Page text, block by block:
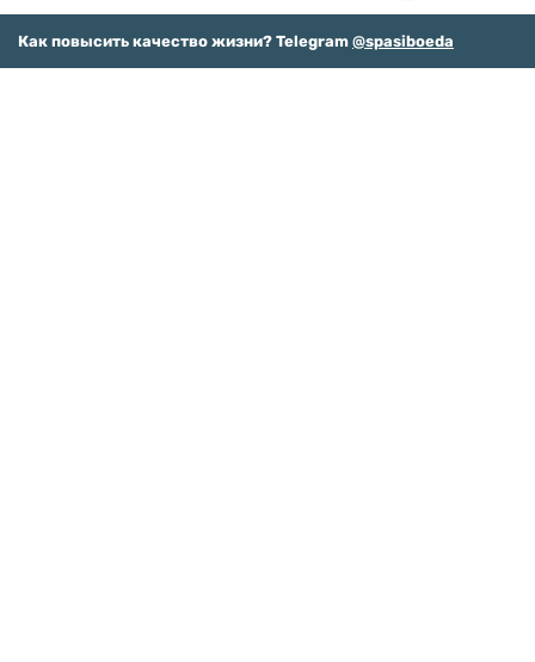
Как повысить качество жизни? Telegram @spasiboeda